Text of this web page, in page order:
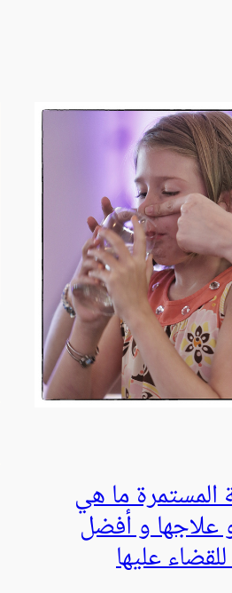
المستمرة ما هي
علاجها و أفضل
عليها